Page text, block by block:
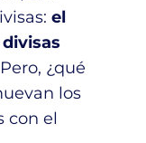
el
¿qué
los
con el